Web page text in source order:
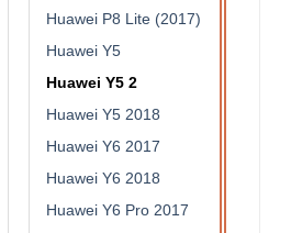
Huawei P8 Lite (2017)
Huawei Y5
Huawei Y5 2
Huawei Y5 2018
Huawei Y6 2017
Huawei Y6 2018
Huawei Y6 Pro 2017